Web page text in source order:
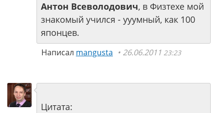
Антон Всеволодович, в Физтехе мой
знакомый учился - ууумный, как 100
японцев.
Написал mangusta 26.06.2011 23:23
Цитата: